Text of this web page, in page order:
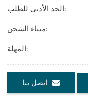
الحد الأدنى للطلب:
ميناء الشحن:
المهلة:
اتصل بنا